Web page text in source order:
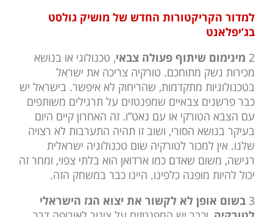
למדור הקריקטורות החדש של מושיק גולסט
בג’יפלאנט
2 מינימום שיתוף פעולה צבאי, טכנולוגי או בנושא
מכירות נשק מתוחכם. טורקיה צריכה את ישראל
בטכנולוגיות מתקדמות, שהריחוק לא איפשר. בישראל יש
כבר פרשנים צבאיים שמפנטזים על תרגילים משותפים
עם הצבא הטורקי או עם נאט”ו. זה האחרון קיים היום
בעיקר בנושא הסורי, ושוב זו תהיה התערבות לא רצויה
שלנו. אין למכור לטורקיה שום טכנולוגיה ישראלית
רגישה, משום שאדם כמו ארדואן הוא בלתי צפוי, ומחר זה
יכול להיות מופנה כלפינו. היינו כבר במשחק הזה.
3 בשום אופן לא לקשור את יצוא הגז הישראלי